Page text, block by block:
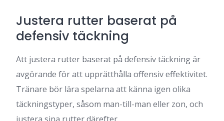
Justera rutter baserat på
defensiv täckning
Att justera rutter baserat på defensiv täckning är
avgörande för att upprätthålla offensiv effektivitet.
Tränare bör lära spelarna att känna igen olika
täckningstyper, såsom man-till-man eller zon, och